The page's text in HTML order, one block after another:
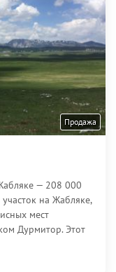
Продажа
— 208 000
на Жабляке,
мест
Дурмитор. Этот